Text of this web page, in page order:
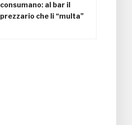
consumano: al bar il
prezzario che li “multa”